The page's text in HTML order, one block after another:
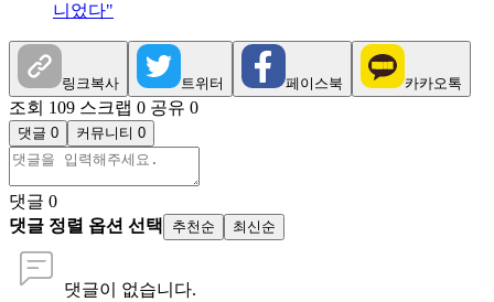
니었다"
링크복사 트위터 페이스북 카카오톡
조회 109 스크랩 0 공유 0
댓글 0 커뮤니티 0
댓글 0
댓글 정렬 옵션 선택
추천순 최신순
댓글이 없습니다.